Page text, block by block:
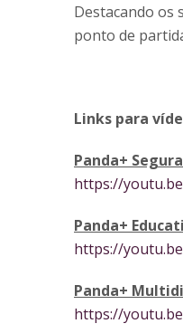
Destacando os
ponto de
Links para
Panda+
https://
Panda+
https://
Panda+
https://